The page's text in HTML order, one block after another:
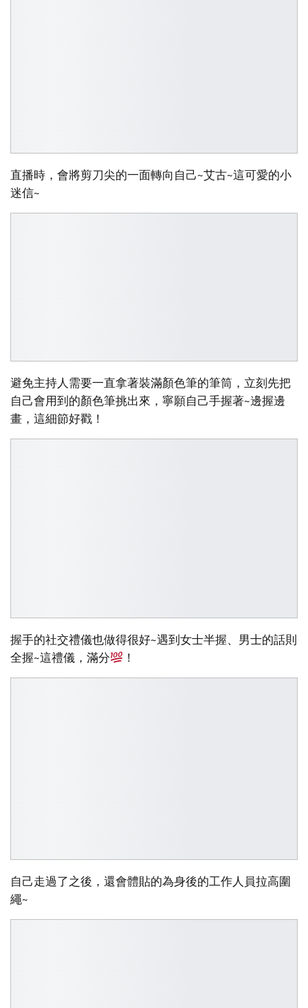
直播時，會將剪刀尖的一面轉向自己~艾古~這可愛的小
迷信~
避免主持人需要一直拿著裝滿顏色筆的筆筒，立刻先把
自己會用到的顏色筆挑出來，寧願自己手握著~邊握邊
畫，這細節好戳！
握手的社交禮儀也做得很好~遇到女士半握、男士的話則
全握~這禮儀，滿分
！
自己走過了之後，還會體貼的為身後的工作人員拉高圍
繩~